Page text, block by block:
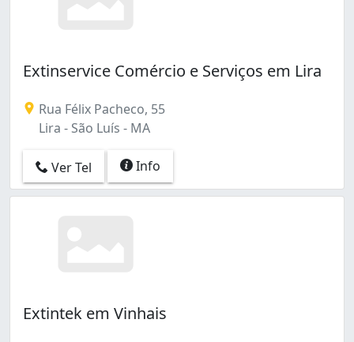
Extinservice Comércio e Serviços em Lira
Rua Félix Pacheco, 55
Lira - São Luís - MA
Ver Tel Info
Extintek em Vinhais